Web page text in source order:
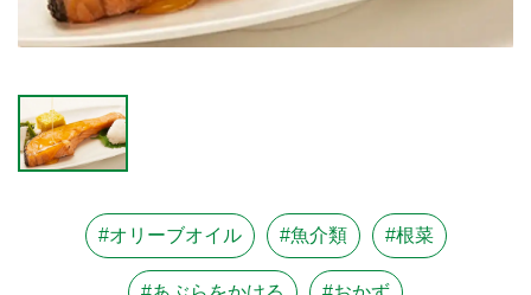
#オリーブオイル #魚介類 #根菜